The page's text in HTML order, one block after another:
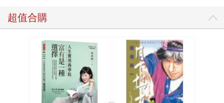
超值合購